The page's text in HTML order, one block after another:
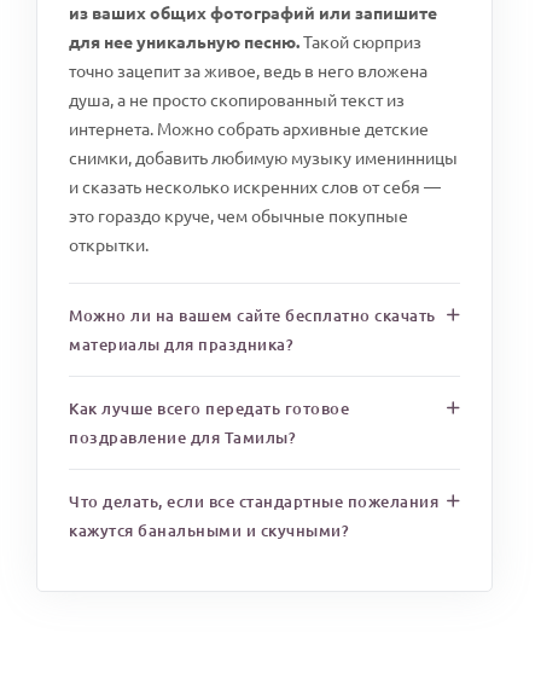
из ваших общих фотографий или запишите
для нее уникальную песню.Такой сюрприз
точно зацепит за живое, ведь в него вложена
душа, а не просто скопированный текст из
интернета. Можно собрать архивные детские
снимки, добавить любимую музыку именинницы
и сказать несколько искренних слов от себя —
это гораздо круче, чем обычные покупные
открытки.
Можно ли на вашем сайте бесплатно скачать
материалы для праздника?
Как лучше всего передать готовое
поздравление для Тамилы?
Что делать, если все стандартные пожелания
кажутся банальными и скучными?